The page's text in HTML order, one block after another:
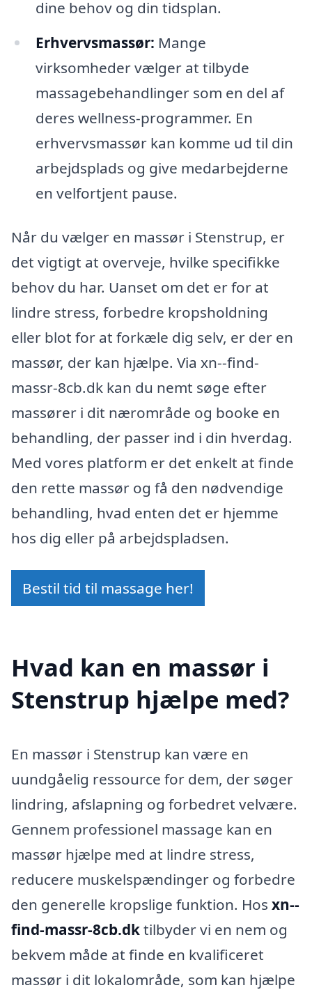
dine behov og din tidsplan.
Erhvervsmassør: Mange
virksomheder vælger at tilbyde
massagebehandlinger som en del af
deres wellness-programmer. En
erhvervsmassør kan komme ud til din
arbejdsplads og give medarbejderne
en velfortjent pause.
Når du vælger en massør i Stenstrup, er
det vigtigt at overveje, hvilke specifikke
behov du har. Uanset om det er for at
lindre stress, forbedre kropsholdning
eller blot for at forkæle dig selv, er der en
massør, der kan hjælpe. Via xn--find-
massr-8cb.dk kan du nemt søge efter
massører i dit nærområde og booke en
behandling, der passer ind i din hverdag.
Med vores platform er det enkelt at finde
den rette massør og få den nødvendige
behandling, hvad enten det er hjemme
hos dig eller på arbejdspladsen.
Bestil tid til massage her!
Hvad kan en massør i
Stenstrup hjælpe med?
En massør i Stenstrup kan være en
uundgåelig ressource for dem, der søger
lindring, afslapning og forbedret velvære.
Gennem professionel massage kan en
massør hjælpe med at lindre stress,
reducere muskelspændinger og forbedre
den generelle kropslige funktion. Hos xn--
find-massr-8cb.dktilbyder vi en nem og
bekvem måde at finde en kvalificeret
massør i dit lokalområde, som kan hjælpe